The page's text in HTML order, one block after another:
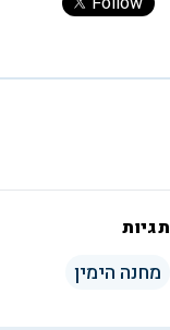
תגיות
מחנה הימין